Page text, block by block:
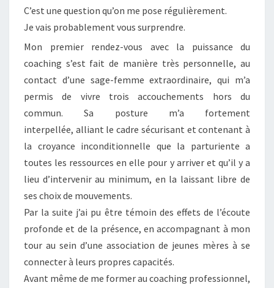
C
H
I
N
G
?
C’est une question qu’on me pose régulièrement.
Je vais probablement vous surprendre.
Mon premier rendez-vous avec la puissance du
coaching s’est fait de manière très personnelle, au
contact d’une sage-femme extraordinaire, qui m’a
permis de vivre trois accouchements hors du
commun. Sa posture m’a fortement
interpellée, alliant le cadre sécurisant et contenant à
la croyance inconditionnelle que la parturiente a
toutes les ressources en elle pour y arriver et qu’il y a
lieu d’intervenir au minimum, en la laissant libre de
ses choix de mouvements.
Par la suite j’ai pu être témoin des effets de l’écoute
profonde et de la présence, en accompagnant à mon
tour au sein d’une association de jeunes mères à se
connecter à leurs propres capacités.
Avant même de me former au coaching professionnel,